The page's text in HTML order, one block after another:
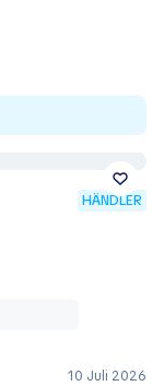
HÄNDLER
10 Juli 2026